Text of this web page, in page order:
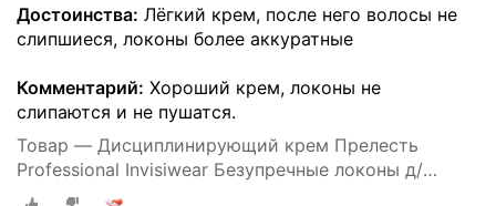
Достоинства: Лёгкий крем, после него волосы не
слипшиеся, локоны более аккуратные
Комментарий: Хороший крем, локоны не
слипаются и не пушатся.
Товар — Дисциплинирующий крем Прелесть
Professional Invisiwear Безупречные локоны д/
укладки кудрявых и волнистых волос, 150 мл